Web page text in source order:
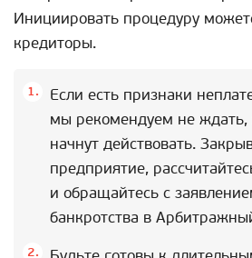
Инициировать процедуру
кредиторы.
Если есть признаки
мы рекомендуем не ждать,
начнут действовать.
предприятие,
и обращайтесь с
банкротства в